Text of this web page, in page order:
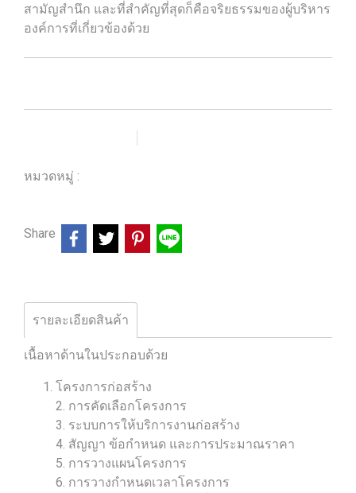
สามัญสำนึก และที่สำคัญที่สุดก็คือจริยธรรมของผู้บริหาร
องค์การที่เกี่ยวข้องด้วย
หมวดหมู่ :
Share
รายละเอียดสินค้า
เนื้อหาด้านในประกอบด้วย
โครงการก่อสร้าง
2. การคัดเลือกโครงการ
3. ระบบการให้บริการงานก่อสร้าง
4. สัญญา ข้อกำหนด และการประมาณราคา
5. การวางแผนโครงการ
6. การวางกำหนดเวลาโครงการ